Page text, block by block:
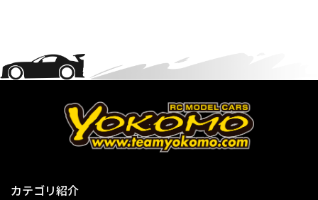
カテゴリ紹介